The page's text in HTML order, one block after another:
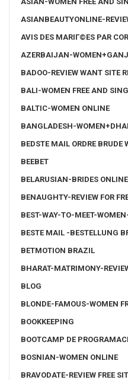
ASIANBEAUTYONLINE-
AVIS DES MARIГ©ES PAR
AZERBAIJAN-
BADOO-REVIEW WANT SITE
BALI-WOMEN FREE AND
BALTIC-WOMEN ONLINE
BANGLADESH-
BEDSTE MAIL ORDRE BRUDE
BEEBET
BELARUSIAN-BRIDES ONLINE
BENAUGHTY-REVIEW FOR
BEST-WAY-TO-MEET-
BESTE MAIL -BESTELLUNG
BETMOTION BRAZIL
BHARAT-MATRIMONY-
BLOG
BLONDE-FAMOUS-WOMEN
BOOKKEEPING
BOOTCAMP DE
BOSNIAN-WOMEN ONLINE
BRAVODATE-REVIEW FREE